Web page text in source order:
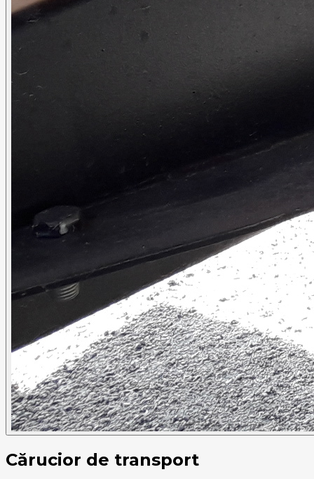
Cărucior de transport